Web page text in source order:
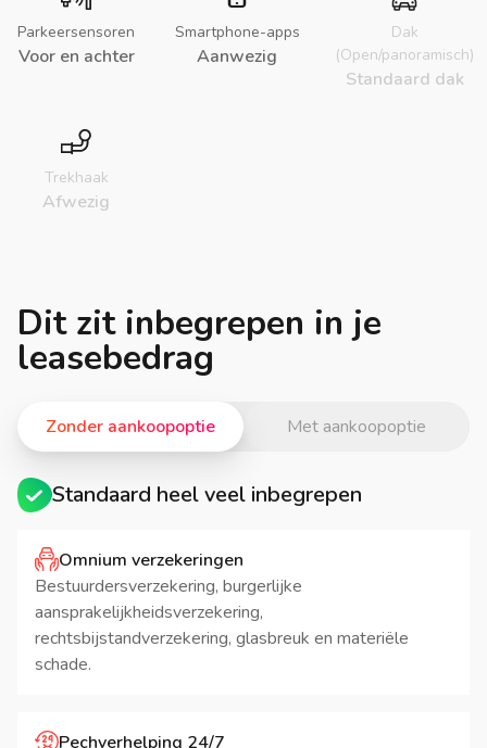
Parkeersensoren
Voor en achter
Smartphone-apps
Aanwezig
Dak
(Open/panoramisch)
Standaard dak
Trekhaak
Afwezig
Dit zit inbegrepen in je
leasebedrag
Met aankoopoptie
Zonder aankoopoptie
Standaard heel veel inbegrepen
Omnium verzekeringen
Bestuurdersverzekering, burgerlijke
aansprakelijkheidsverzekering,
rechtsbijstandverzekering, glasbreuk en materiële
schade.
Pechverhelping 24/7